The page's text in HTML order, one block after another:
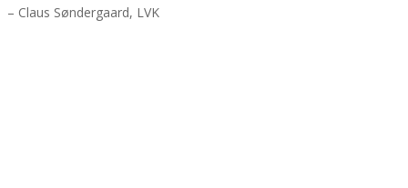
– Claus Søndergaard, LVK